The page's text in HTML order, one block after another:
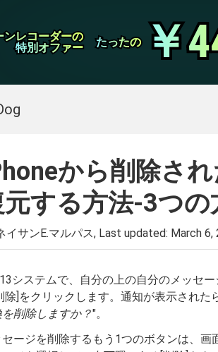
ンレコーダーの
ンレコーダーの
特別オファー
特別オファー たったの
たったの￥
￥
ー
から削除さ
する方法-3つの
イサンE.マルパス, Last updated: March 6,
システムで、自分の上の自分のメッセ
除]をクリックします。通知が表示された
を削除しますか？"。
セージを削除するもう1つのボタンは、